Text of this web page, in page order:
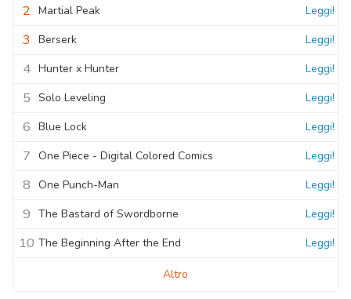
2 Martial Peak Leggi!
3 Berserk Leggi!
4 Hunter x Hunter Leggi!
5 Solo Leveling Leggi!
6 Blue Lock Leggi!
7 One Piece - Digital Colored Comics Leggi!
8 One Punch-Man Leggi!
9 The Bastard of Swordborne Leggi!
10 The Beginning After the End Leggi!
Altro